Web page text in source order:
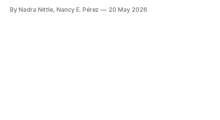
dólares en California.
By Nadra Nittle, Nancy E. Pérez 20 May 2026